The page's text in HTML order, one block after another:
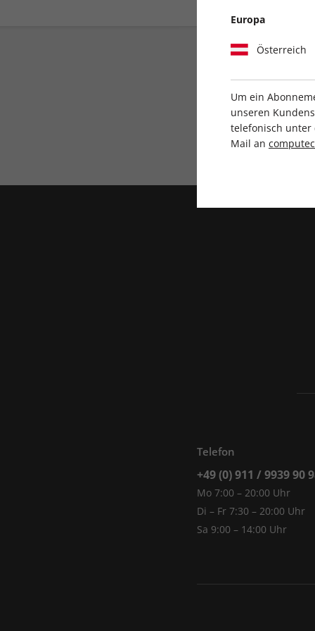
Direkt vom Verlag
Telefon
+49 (0) 911 / 9939 90
Mo 7:00 – 20:00 Uhr
Di – Fr 7:30 – 20:00 Uhr
Sa 9:00 – 14:00 Uhr
Europa
Österreich
Um ein
unseren
telefonisch unter
Mail an